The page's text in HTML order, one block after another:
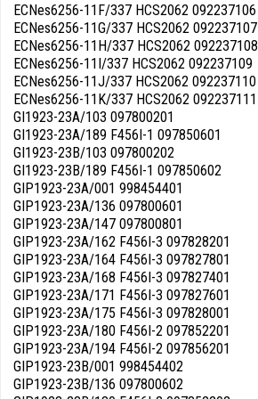
ECNes6256-11F/337 HCS2062 092237106
ECNes6256-11G/337 HCS2062 092237107
ECNes6256-11H/337 HCS2062 092237108
ECNes6256-11I/337 HCS2062 092237109
ECNes6256-11J/337 HCS2062 092237110
ECNes6256-11K/337 HCS2062 092237111
GI1923-23A/103 097800201
GI1923-23A/189 F456I-1 097850601
GI1923-23B/103 097800202
GI1923-23B/189 F456I-1 097850602
GIP1923-23A/001 998454401
GIP1923-23A/136 097800601
GIP1923-23A/147 097800801
GIP1923-23A/162 F456I-3 097828201
GIP1923-23A/164 F456I-3 097827801
GIP1923-23A/168 F456I-3 097827401
GIP1923-23A/171 F456I-3 097827601
GIP1923-23A/175 F456I-3 097828001
GIP1923-23A/180 F456I-2 097852201
GIP1923-23A/194 F456I-2 097856201
GIP1923-23B/001 998454402
GIP1923-23B/136 097800602